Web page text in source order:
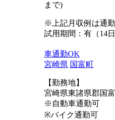
まで)
※上記月収例は通
試用期間：有（14
車通勤OK
宮崎県 国富町
【勤務地】
宮崎県東諸県郡国
※自動車通勤可
※バイク通勤可